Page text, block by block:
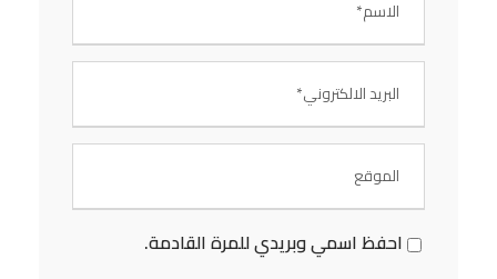
احفظ اسمي وبريدي للمرة القادمة.